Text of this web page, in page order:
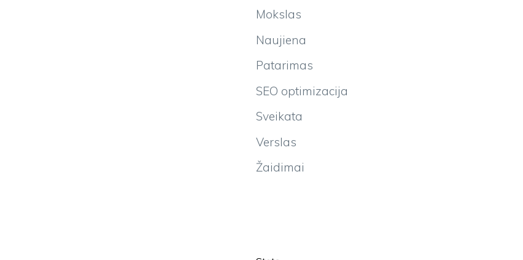
Mokslas
Naujiena
Patarimas
SEO optimizacija
Sveikata
Verslas
Žaidimai